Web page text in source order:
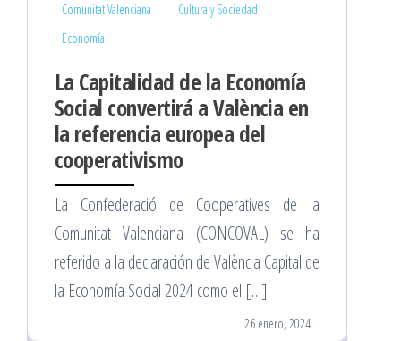
Comunitat Valenciana
Cultura y Sociedad
Economía
La Capitalidad de la Economía
Social convertirá a València en
la referencia europea del
cooperativismo
La Confederació de Cooperatives de la
Comunitat Valenciana (CONCOVAL) se ha
referido a la declaración de València Capital de
la Economía Social 2024 como el […]
26 enero, 2024